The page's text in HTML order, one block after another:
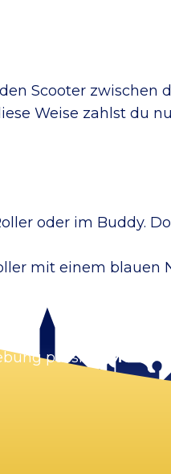
Scooter zwischen
Weise zahlst du
oder im Buddy.
mit einem blauen
passiert. Melde